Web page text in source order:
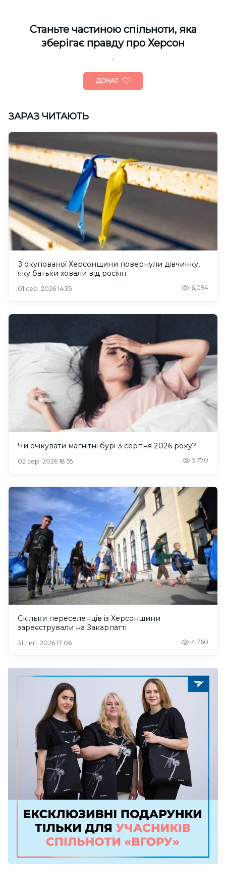
Cтаньте частиною спільноти, яка
зберігає правду про Херсон
ДОНАТ
ЗАРАЗ ЧИТАЮТЬ
З окупованої Херсонщини повернули дівчинку,
яку батьки ховали від росіян
01 сер. 2026 14:35 6,094
Чи очікувати магнітні бурі 3 серпня 2026 року?
02 сер. 2026 18:55 5,770
Скільки переселенців із Херсонщини
зареєстрували на Закарпатті
31 лип. 2026 17:06 4,760